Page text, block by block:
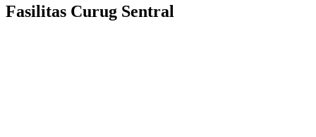
Fasilitas Curug Sentral